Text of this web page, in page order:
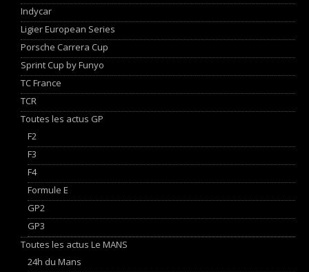
Indycar
Ligier European Series
Porsche Carrera Cup
Sprint Cup by Funyo
TC France
TCR
Toutes les actus GP
F2
F3
F4
Formule E
GP2
GP3
Toutes les actus Le MANS
24h du Mans